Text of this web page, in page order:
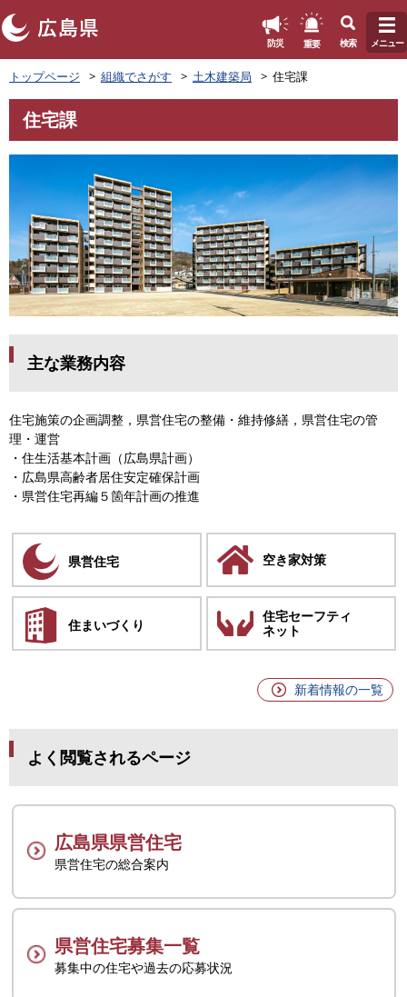
ペ
ー
ジ
先
頭
で
。
防災 重要 検索 メニュー
トップページ 組織でさがす 土木建築局 住宅課
文
住宅課
主な業務内容
住宅施策の企画調整，県営住宅の整備・維持修繕，県営住宅の管
理・運営
・住生活基本計画（広島県計画）
・広島県高齢者居住安定確保計画
・県営住宅再編５箇年計画の推進
県営住宅 空き家対策
住まいづくり
住宅セーフティ
ネット
新着情報の一覧
よく閲覧されるページ
広島県県営住宅
県営住宅の総合案内
県営住宅募集一覧
募集中の住宅や過去の応募状況